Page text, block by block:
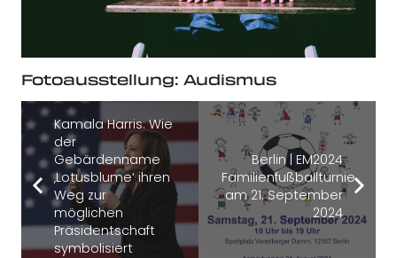
Fotoausstellung: Audismus
Kamala Harris: Wie
der
Gebärdenname
‚Lotusblume‘ ihren
Weg zur
möglichen
Präsidentschaft
symbolisiert
Berlin | EM2024
Familienfußballturnier
am 21. September
2024